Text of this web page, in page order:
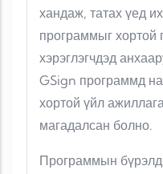
хандаж, татах үед
программыг хортой
хэрэглэгчдэд
GSign программд
хортой үйл
магадалсан болно.
Программын